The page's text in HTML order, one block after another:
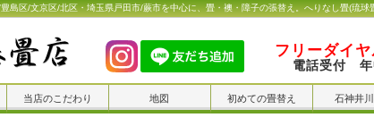
島区/文京区/北区・埼玉県戸田市/蕨市を中心に、畳・襖・障子の張替え。へりなし畳(琉球
フリーダイ
電話受付
当店のこだわり 地図 初めての畳替え 石神井